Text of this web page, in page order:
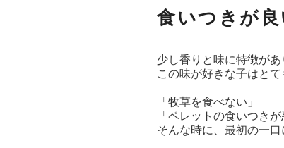
食いつきが
少し香りと味に特徴があ
この味が好きな子はとて
「牧草を食べない」
「ペレットの食いつきが
そんな時に、最初の一口